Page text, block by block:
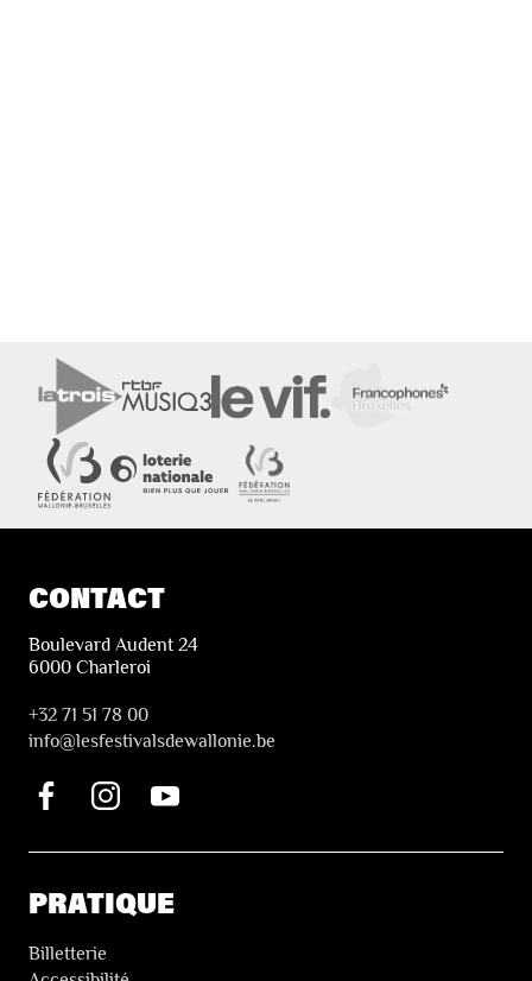
CONTACT
Boulevard Audent 24
6000 Charleroi
+32 71 51 78 00
info@lesfestivalsdewallonie.be
PRATIQUE
Billetterie